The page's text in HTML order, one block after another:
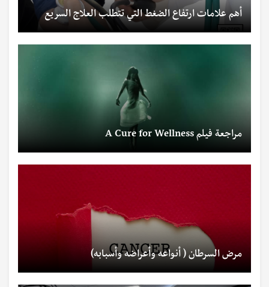
أهم علامات ارتفاع الضغط التي تتطلب العلاج السريع
مراجعة فيلم A Cure for Wellness
مرض السرطان ( أنواعه وأعراضه وأسبابه)